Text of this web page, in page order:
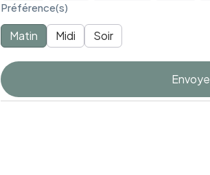
Préférence(s)
Matin Midi Soir